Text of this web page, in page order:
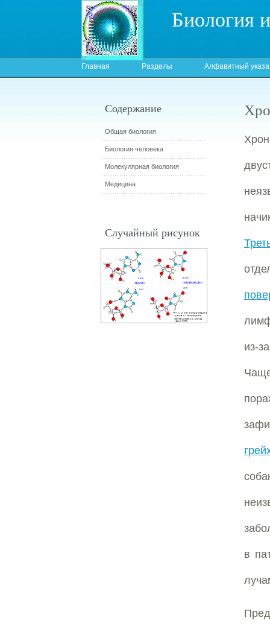
Биология
Главная Разделы Алфавитный
из-
в
Содержание
Общая биология
Биология человека
Молекулярная биология
Медицина
Случайный рисунок